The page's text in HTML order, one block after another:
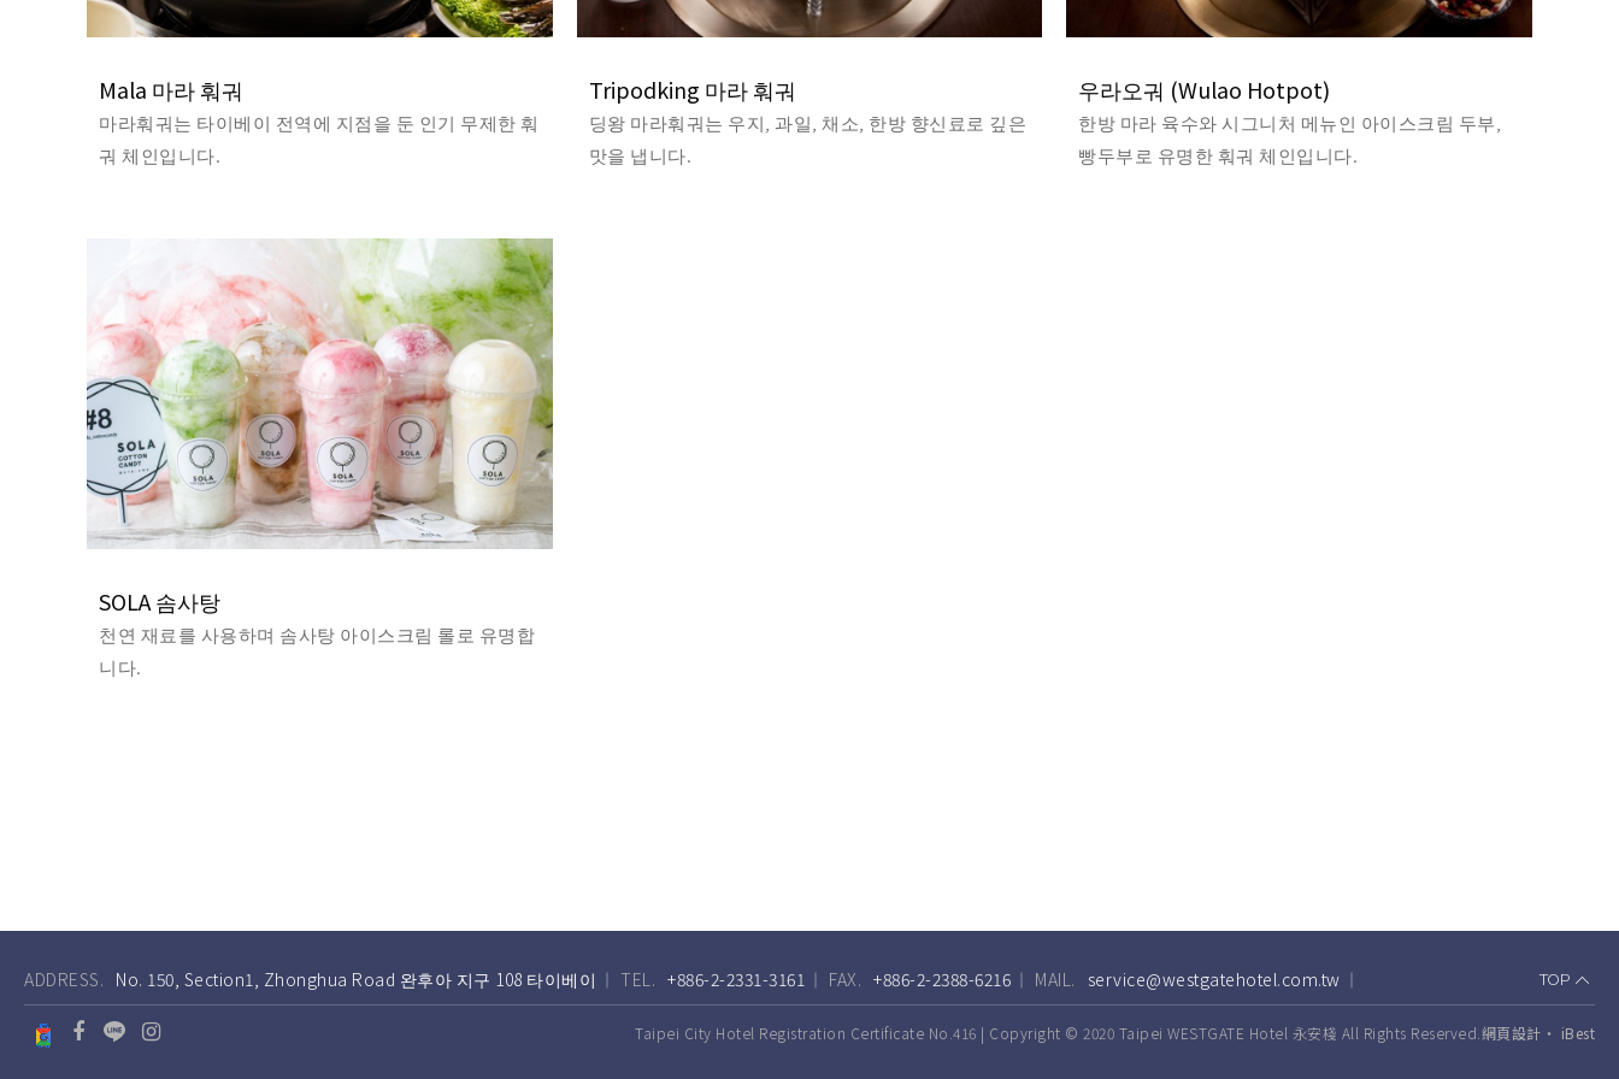
Mala 마라 훠궈
마라훠궈는 타이베이 전역에 지점을 둔 인기 무제한 훠
궈 체인입니다.
Tripodking 마라 훠궈
딩왕 마라훠궈는 우지, 과일, 채소, 한방 향신료로 깊은
맛을 냅니다.
우라오궈 (Wulao Hotpot)
한방 마라 육수와 시그니처 메뉴인 아이스크림 두부,
빵두부로 유명한 훠궈 체인입니다.
SOLA 솜사탕
천연 재료를 사용하며 솜사탕 아이스크림 롤로 유명합
니다.
ADDRESS. No. 150, Section1, Zhonghua Road 완후아 지구 108 타이베이 TEL. +886-2-2331-3161 FAX. +886-2-2388-6216 MAIL. service@westgatehotel.com.tw TOP
Taipei City Hotel Registration Certificate No.416 | Copyright © 2020 Taipei WESTGATE Hotel 永安棧 All Rights Reserved. 網頁設計 ‧ iBest